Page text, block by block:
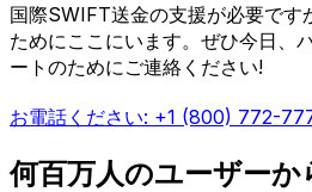
国際SWIFT送金の支援が必要です
ためにここにいます。ぜひ今日、
ートのためにご連絡ください!
お電話ください: +1 (800) 772-
何百万人のユーザー